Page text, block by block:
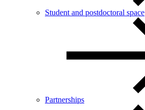
Student and postdoctoral space
Partnerships